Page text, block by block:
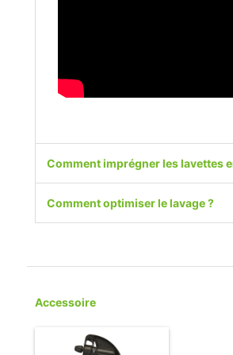
Comment imprégner les lavettes
Comment optimiser le lavage ?
Accessoire